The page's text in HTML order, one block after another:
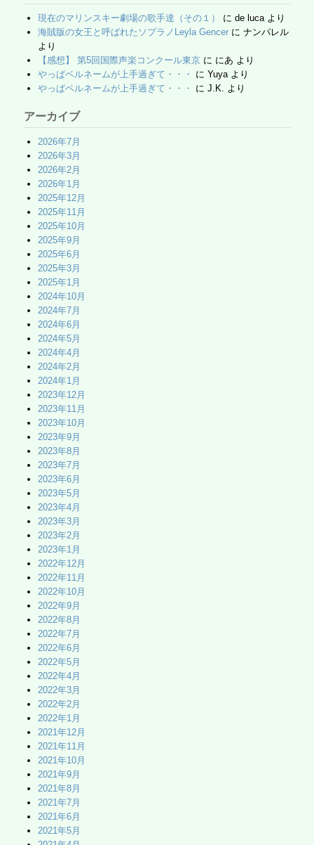
現在のマリンスキー劇場の歌手達（その１） に de lucaより
海賊版の女王と呼ばれたソプラノLeyla Gencer に ナンパレル
より
【感想】 第5回国際声楽コンクール東京 に にあ より
やっぱベルネームが上手過ぎて・・・
に Yuyaより
やっぱベルネームが上手過ぎて・・・
に J.K. より
アーカイブ
2026年7月
2026年3月
2026年2月
2026年1月
2025年12月
2025年11月
2025年10月
2025年9月
2025年6月
2025年3月
2025年1月
2024年10月
2024年7月
2024年6月
2024年5月
2024年4月
2024年2月
2024年1月
2023年12月
2023年11月
2023年10月
2023年9月
2023年8月
2023年7月
2023年6月
2023年5月
2023年4月
2023年3月
2023年2月
2023年1月
2022年12月
2022年11月
2022年10月
2022年9月
2022年8月
2022年7月
2022年6月
2022年5月
2022年4月
2022年3月
2022年2月
2022年1月
2021年12月
2021年11月
2021年10月
2021年9月
2021年8月
2021年7月
2021年6月
2021年5月